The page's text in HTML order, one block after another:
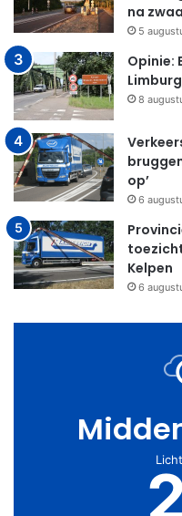
na
5
Opinie:
8
op’
6
Kelpen
6